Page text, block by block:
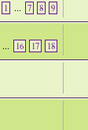
1 ... 7 8 9
... 16 17 18